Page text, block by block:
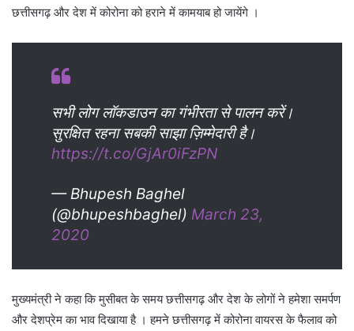
छत्तीसगढ़ और देश में कोरोना को हराने में कामयाब हो जायेंगे ।
सभी लोग लॉकडाउन का गंभीरता से पालन करें।
सुरक्षित रहना सबकी साझा ज़िम्मेदारी है।
https://t.co/GjAr0iFzPN
— Bhupesh Baghel
(@bhupeshbaghel) March 23,
2020
मुख्यमंत्री ने कहा कि मुसीबत के समय छत्तीसगढ़ और देश के लोगों ने हमेशा समर्पण
और देशप्रेम का भाव दिखाया है । हमने छत्तीसगढ़ में कोरोना वायरस के फैलाव को